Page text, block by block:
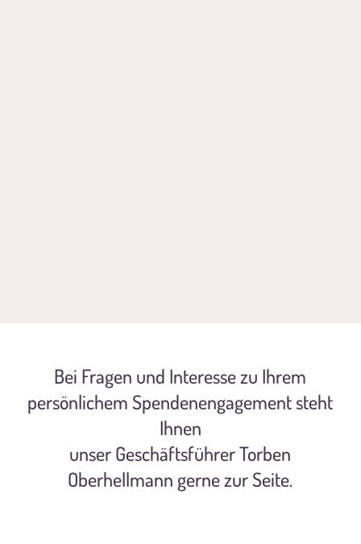
Bei Fragen und Interesse zu Ihrem
persönlichem Spendenengagement steht
Ihnen
unser Geschäftsführer Torben
Oberhellmann gerne zur Seite.